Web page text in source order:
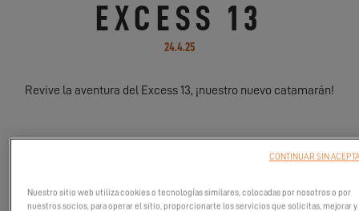
EXCESS 13
24.4.25
Revive la aventura del Excess 13, ¡nuestro nuevo catamarán!
Nuestro sitio web utiliza cookies o tecnologías similares, colocadas por nosotros o por
nuestros socios, para operar el sitio, proporcionarte los servicios que solicitas, mejorar y
CONTINUAR SIN